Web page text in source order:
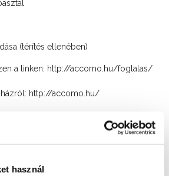
használ
(térítés ellenében)
a linken: http://accomo.hu/foglalas/
http://accomo.hu/
accomoapartman/
u. 2.